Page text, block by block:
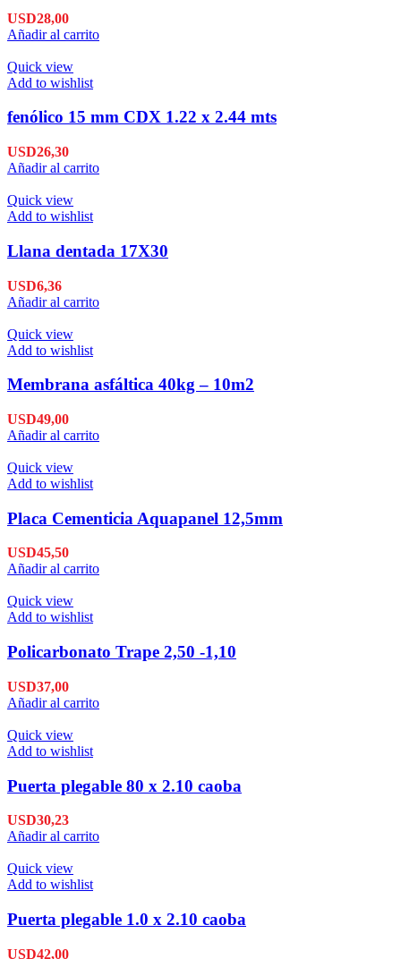
USD28,00
Añadir al carrito
Quick view
Add to wishlist
fenólico 15 mm CDX 1.22 x 2.44 mts
USD26,30
Añadir al carrito
Quick view
Add to wishlist
Llana dentada 17X30
USD6,36
Añadir al carrito
Quick view
Add to wishlist
Membrana asfáltica 40kg – 10m2
USD49,00
Añadir al carrito
Quick view
Add to wishlist
Placa Cementicia Aquapanel 12,5mm
USD45,50
Añadir al carrito
Quick view
Add to wishlist
Policarbonato Trape 2,50 -1,10
USD37,00
Añadir al carrito
Quick view
Add to wishlist
Puerta plegable 80 x 2.10 caoba
USD30,23
Añadir al carrito
Quick view
Add to wishlist
Puerta plegable 1.0 x 2.10 caoba
USD42,00